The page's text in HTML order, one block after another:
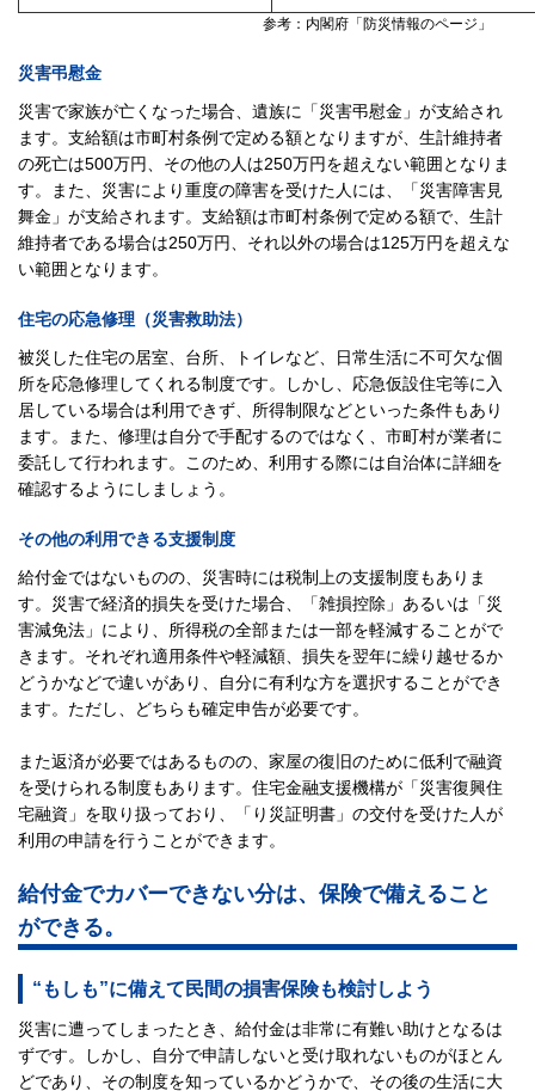
参考：内閣府「防災情報のページ」
災害弔慰金
災害で家族が亡くなった場合、遺族に「災害弔慰金」が支給され
ます。支給額は市町村条例で定める額となりますが、生計維持者
の死亡は500万円、その他の人は250万円を超えない範囲となりま
す。また、災害により重度の障害を受けた人には、「災害障害見
舞金」が支給されます。支給額は市町村条例で定める額で、生計
維持者である場合は250万円、それ以外の場合は125万円を超えな
い範囲となります。
住宅の応急修理（災害救助法）
被災した住宅の居室、台所、トイレなど、日常生活に不可欠な個
所を応急修理してくれる制度です。しかし、応急仮設住宅等に入
居している場合は利用できず、所得制限などといった条件もあり
ます。また、修理は自分で手配するのではなく、市町村が業者に
委託して行われます。このため、利用する際には自治体に詳細を
確認するようにしましょう。
その他の利用できる支援制度
給付金ではないものの、災害時には税制上の支援制度もありま
す。災害で経済的損失を受けた場合、「雑損控除」あるいは「災
害減免法」により、所得税の全部または一部を軽減することがで
きます。それぞれ適用条件や軽減額、損失を翌年に繰り越せるか
どうかなどで違いがあり、自分に有利な方を選択することができ
ます。ただし、どちらも確定申告が必要です。
また返済が必要ではあるものの、家屋の復旧のために低利で融資
を受けられる制度もあります。住宅金融支援機構が「災害復興住
宅融資」を取り扱っており、「り災証明書」の交付を受けた人が
利用の申請を行うことができます。
給付金でカバーできない分は、保険で備えること
ができる。
“もしも”に備えて民間の損害保険も検討しよう
災害に遭ってしまったとき、給付金は非常に有難い助けとなるは
ずです。しかし、自分で申請しないと受け取れないものがほとん
どであり、その制度を知っているかどうかで、その後の生活に大